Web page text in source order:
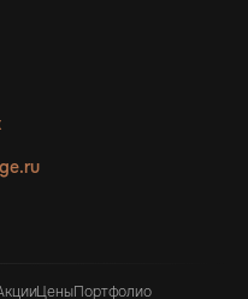
ЦеныПортфолио